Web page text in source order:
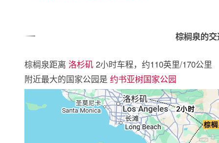
棕榈泉的
棕榈泉距离 洛杉矶 2小时车程，约110英里/170公里
附近最大的国家公园是 约书亚树国家公园